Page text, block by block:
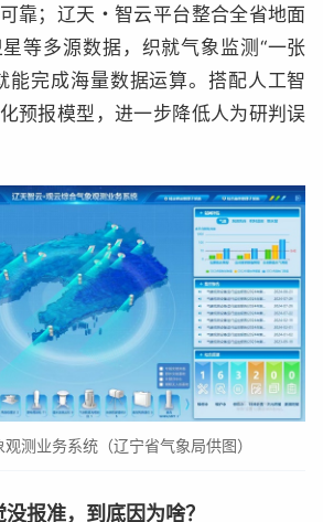
靠；辽天・智云平台整合全省地面
等多源数据，织就气象监测“一张
能完成海量数据运算。搭配人工智
预报模型，进一步降低人为研判误
测业务系统（辽宁省气象局供图）
报准，到底因为啥？